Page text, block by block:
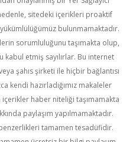
sitedeki içerikleri proaktif
bulunmamaktadır.
sorumluluğunu taşımakta olup,
etmiş sayılırlar. Bu internet
şahıs şirketi ile hiçbir bağlantısı
kendi hazırladığımız makaleler
haber niteliği taşımamakta
paylaşım yapılmamaktadır.
tamamen tesadüfidir.